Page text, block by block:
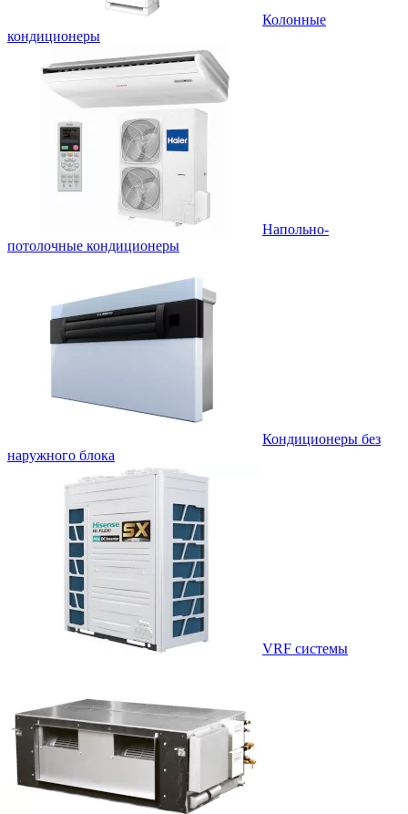
Колонные
кондиционеры
Напольно-
потолочные кондиционеры
Кондиционеры без
наружного блока
VRF системы